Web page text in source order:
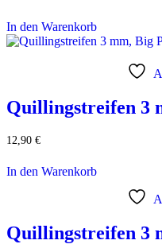
In den Warenkorb
Quillingstreifen 3
12,90 €
In den Warenkorb
Quillingstreifen 3